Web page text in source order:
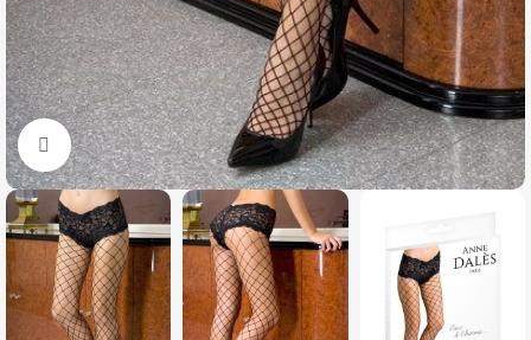
Click to enlarge